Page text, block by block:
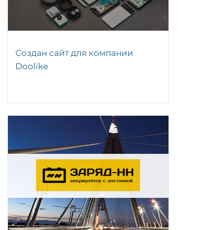
Создан сайт для компании
Doolike